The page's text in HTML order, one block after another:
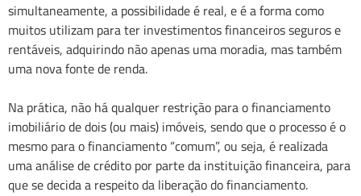
simultaneamente, a possibilidade é real, e é a forma como
muitos utilizam para ter investimentos financeiros seguros e
rentáveis, adquirindo não apenas uma moradia, mas também
uma nova fonte de renda.
Na prática, não há qualquer restrição para o financiamento
imobiliário de dois (ou mais) imóveis, sendo que o processo é o
mesmo para o financiamento “comum”, ou seja, é realizada
uma análise de crédito por parte da instituição financeira, para
que se decida a respeito da liberação do financiamento.